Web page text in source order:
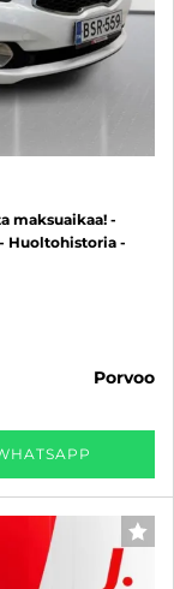
maksuaikaa! -
Huoltohistoria -
porvoo